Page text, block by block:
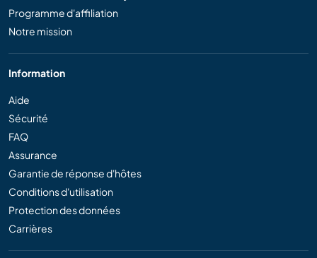
Programme d'affiliation
Notre mission
Information
Aide
Sécurité
FAQ
Assurance
Garantie de réponse d'hôtes
Conditions d'utilisation
Protection des données
Carrières